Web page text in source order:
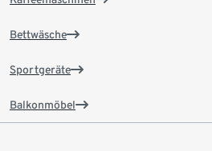
Bettwäsche
Sportgeräte
Balkonmöbel